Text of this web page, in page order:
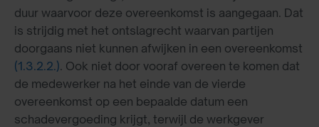
duur waarvoor deze overeenkomst is aangegaan. Dat
is strijdig met het ontslagrecht waarvan partijen
doorgaans niet kunnen afwijken in een overeenkomst
(1.3.2.2.). Ook niet door vooraf overeen te komen dat
de medewerker na het einde van de vierde
overeenkomst op een bepaalde datum een
schadevergoeding krijgt, terwijl de werkgever